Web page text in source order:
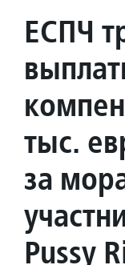
ЕСПЧ
тыс.
за
Pussy